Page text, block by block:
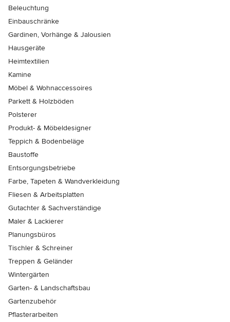
Beleuchtung
Einbauschränke
Gardinen, Vorhänge & Jalousien
Hausgeräte
Heimtextilien
Kamine
Möbel & Wohnaccessoires
Parkett & Holzböden
Polsterer
Produkt- & Möbeldesigner
Teppich & Bodenbeläge
Baustoffe
Entsorgungsbetriebe
Farbe, Tapeten & Wandverkleidung
Fliesen & Arbeitsplatten
Gutachter & Sachverständige
Maler & Lackierer
Planungsbüros
Tischler & Schreiner
Treppen & Geländer
Wintergärten
Garten- & Landschaftsbau
Gartenzubehör
Pflasterarbeiten